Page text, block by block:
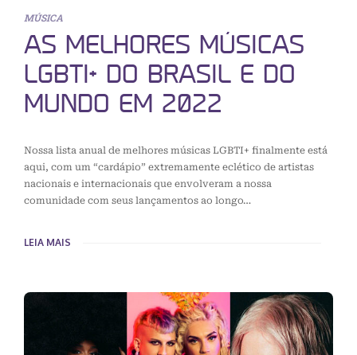
MÚSICA
AS MELHORES MÚSICAS
LGBTI+ DO BRASIL E DO
MUNDO EM 2022
Nossa lista anual de melhores músicas LGBTI+ finalmente está
aqui, com um “cardápio” extremamente eclético de artistas
nacionais e internacionais que envolveram a nossa
comunidade com seus lançamentos ao longo…
LEIA MAIS